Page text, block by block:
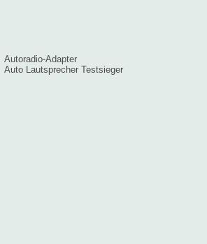
Autoradio-Adapter
Auto Lautsprecher Testsieger